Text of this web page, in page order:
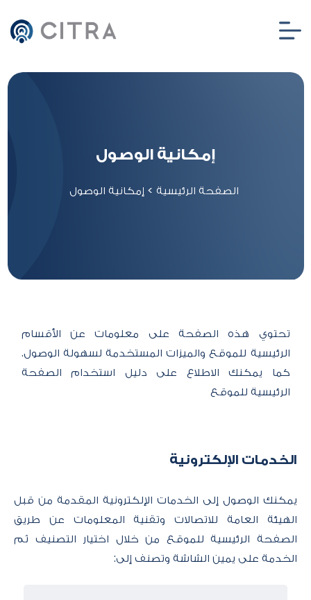
إمكانية الوصول
الصفحة الرئيسية > إمكانية الوصول
تحتوي هذه الصفحة على معلومات عن الأقسام
الرئيسية للموقع والميزات المستخدمة لسهولة الوصول.
كما يمكنك الاطلاع على دليل استخدام الصفحة
الرئيسية للموقع ​
الخدمات الإلكترونية
يمكنك الوصول إلى الخدمات الإلكترونية المقدمة من قبل
الهيئة العامة للاتصالات وتقنية المعلومات عن طريق
الصفحة الرئيسية للموقع من خلال اختيار التصنيف ثم
الخدمة على يمين الشاشة وتصنف إلى: